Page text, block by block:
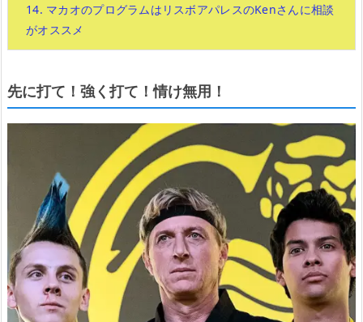
14. マカオのプログラムはリスボアパレスのKenさんに相談
がオススメ
先に打て！強く打て！情け無用！